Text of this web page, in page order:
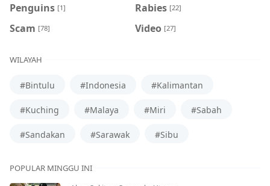
Penguins [1] Rabies [22]
Scam [78] Video [27]
WILAYAH
#Bintulu #Indonesia #Kalimantan
#Kuching #Malaya #Miri #Sabah
#Sandakan #Sarawak #Sibu
POPULAR MINGGU INI